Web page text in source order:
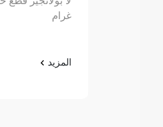
غرام
المزيد